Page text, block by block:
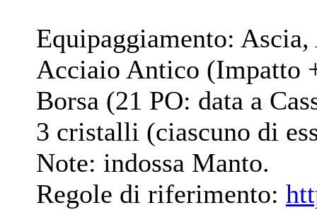
Equipaggiamento:
Acciaio Antico (Impatto
Borsa (21 PO: data a
3 cristalli (ciascuno di
Note: indossa Manto.
Regole di riferimento: